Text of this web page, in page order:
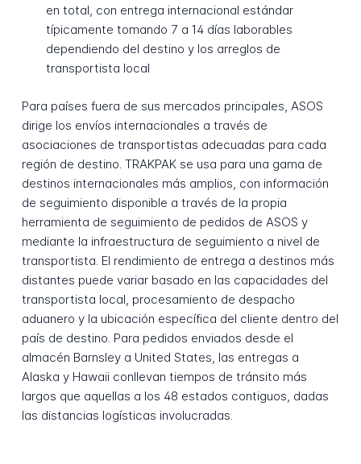
en total, con entrega internacional estándar
típicamente tomando 7 a 14 días laborables
dependiendo del destino y los arreglos de
transportista local
Para países fuera de sus mercados principales, ASOS
dirige los envíos internacionales a través de
asociaciones de transportistas adecuadas para cada
región de destino. TRAKPAK se usa para una gama de
destinos internacionales más amplios, con información
de seguimiento disponible a través de la propia
herramienta de seguimiento de pedidos de ASOS y
mediante la infraestructura de seguimiento a nivel de
transportista. El rendimiento de entrega a destinos más
distantes puede variar basado en las capacidades del
transportista local, procesamiento de despacho
aduanero y la ubicación específica del cliente dentro del
país de destino. Para pedidos enviados desde el
almacén Barnsley a United States, las entregas a
Alaska y Hawaii conllevan tiempos de tránsito más
largos que aquellas a los 48 estados contiguos, dadas
las distancias logísticas involucradas.